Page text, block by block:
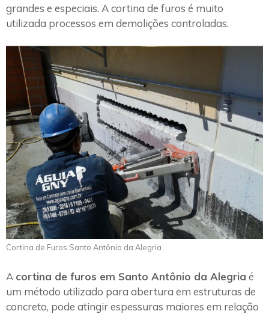
grandes e especiais. A cortina de furos é muito
utilizada processos em demolições controladas.
Cortina de Furos Santo Antônio da Alegria
A cortina de furos em Santo Antônio da Alegria é
um método utilizado para abertura em estruturas de
concreto, pode atingir espessuras maiores em relação